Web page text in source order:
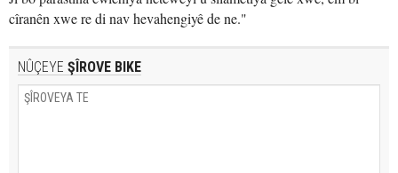
cîranên xwe re di nav hevahengiyê de ne."
NÛÇEYE ŞÎROVE BIKE